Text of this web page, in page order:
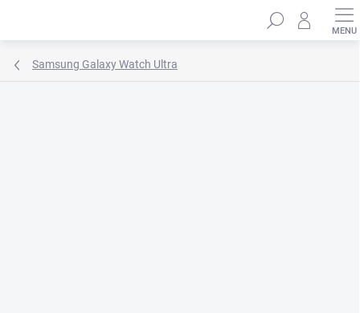
Hľadať
Samsung Galaxy Watch Ultra